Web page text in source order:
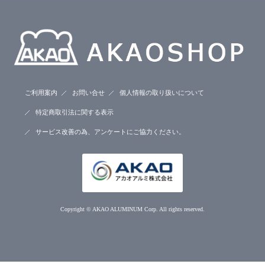
ご利用案内 お問い合せ 個人情報の取り扱いについて
特定商取引法に関する表示
サービス改善の為、アンケートにご協力ください。
Copyright © AKAO ALUMINUM Corp. All rights reserved.